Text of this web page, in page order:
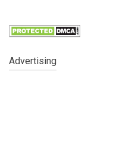
Advertising